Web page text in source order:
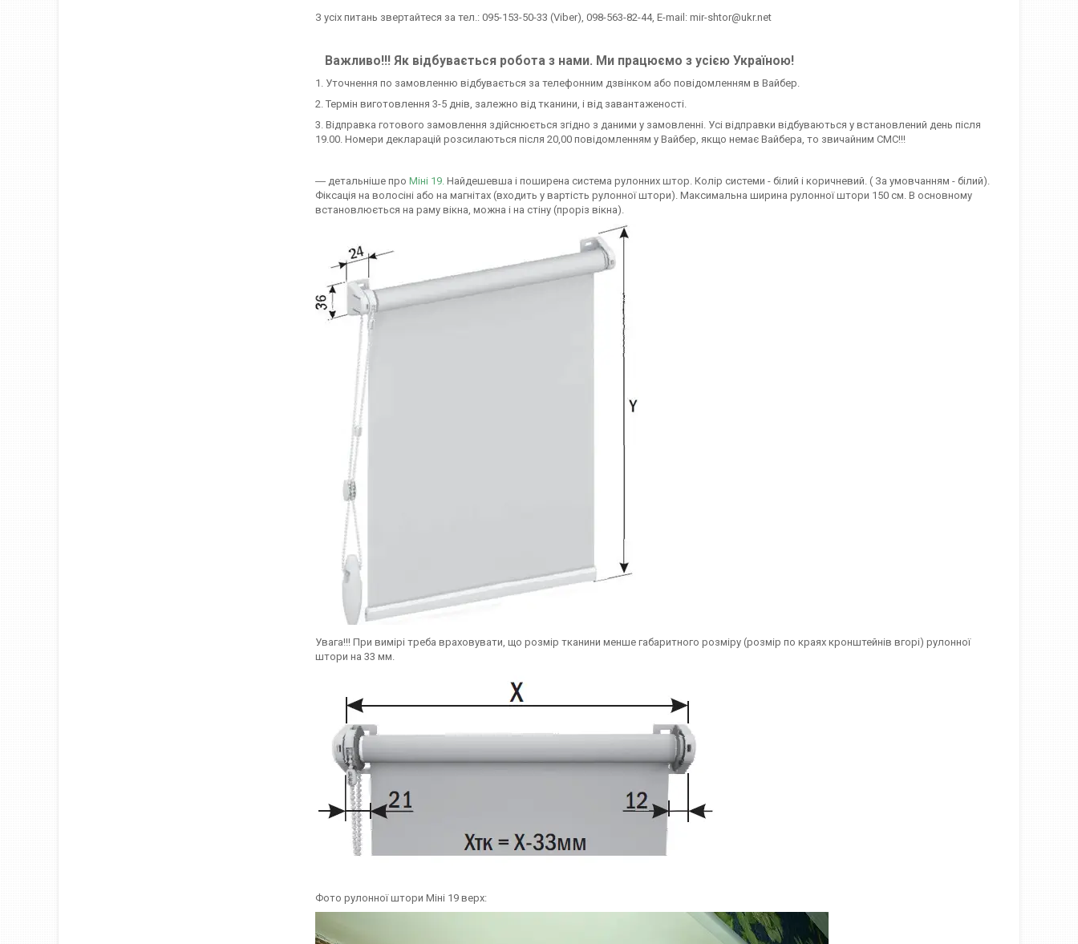
З усіх питань звертайтеся за тел.: 095-153-50-33 (Viber), 098-563-82-44, E-mail: mir-shtor@ukr.net
Важливо!!! Як відбувається робота з нами. Ми працюємо з усією Україною!
1. Уточнення по замовленню відбувається за телефонним дзвінком або повідомленням в Вайбер.
2. Термін виготовлення 3-5 днів, залежно від тканини, і від завантаженості.
3. Відправка готового замовлення здійснюється згідно з даними у замовленні. Усі відправки відбуваються у встановлений день після
19.00. Номери декларацій розсилаються після 20,00 повідомленням у Вайбер, якщо немає Вайбера, то звичайним СМС!!!
― детальніше про Міні 19. Найдешевша і поширена система рулонних штор. Колір системи - білий і коричневий. ( За умовчанням - білий).
Фіксація на волосіні або на магнітах (входить у вартість рулонної штори). Максимальна ширина рулонної штори 150 см. В основному
встановлюється на раму вікна, можна і на стіну (проріз вікна).
Увага!!! При вимірі треба враховувати, що розмір тканини менше габаритного розміру (розмір по краях кронштейнів вгорі) рулонної
штори на 33 мм.
Фото рулонної штори Міні 19 верх: